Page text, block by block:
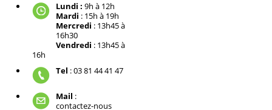
Lundi : 9h à 12h
Mardi : 15h à 19h
Mercredi : 13h45 à
16h30
Vendredi : 13h45 à
16h
Tel : 03 81 44 41 47
Mail :
contactez-nous